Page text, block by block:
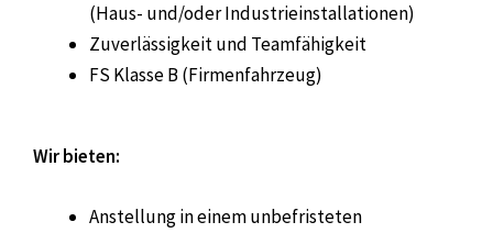
(Haus- und/oder Industrieinstallationen)
Zuverlässigkeit und Teamfähigkeit
FS Klasse B (Firmenfahrzeug)
Wir bieten:
Anstellung in einem unbefristeten